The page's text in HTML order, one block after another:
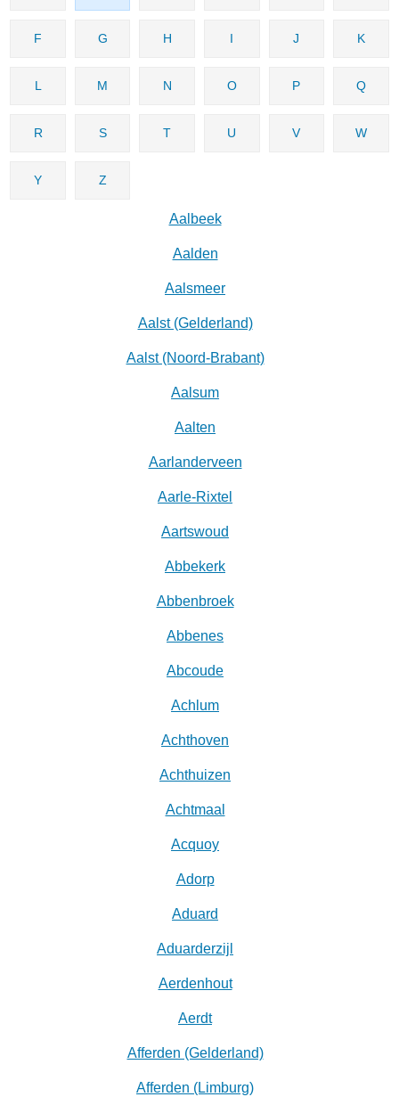
F G H I J K
L M N O P Q
R S T U V W
Y Z
Aalbeek
Aalden
Aalsmeer
Aalst (Gelderland)
Aalst (Noord-Brabant)
Aalsum
Aalten
Aarlanderveen
Aarle-Rixtel
Aartswoud
Abbekerk
Abbenbroek
Abbenes
Abcoude
Achlum
Achthoven
Achthuizen
Achtmaal
Acquoy
Adorp
Aduard
Aduarderzijl
Aerdenhout
Aerdt
Afferden (Gelderland)
Afferden (Limburg)